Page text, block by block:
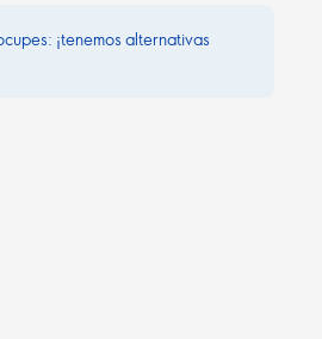
¡tenemos alternativas